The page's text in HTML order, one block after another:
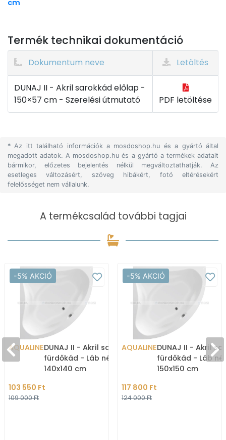
cm
Termék technikai dokumentáció
Dokumentum neve Letöltés
DUNAJ II - Akril sarokkád előlap -
150×57 cm - Szerelési útmutató
PDF letöltése
* Az itt található információk a mosdoshop.hu és a gyártó által
megadott adatok. A mosdoshop.hu és a gyártó a termékek adatait
bármikor, előzetes bejelentés nélkül megváltoztathatják. Az
esetleges változásért, szöveg hibákért, fotó eltérésekért
felelősséget nem vállalunk.
A termékcsalád további tagjai
-5% AKCIÓ
AQUALINEDUNAJ II - Akril sarokkád,
fürdőkád - Láb nélkül -
140x140 cm
103 550 Ft
109 000 Ft
-5% AKCIÓ
AQUALINEDUNAJ II - Akril
fürdőkád - Láb
150x150 cm
117 800 Ft
124 000 Ft